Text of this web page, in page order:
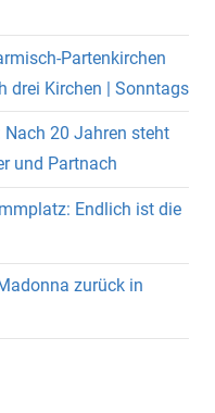
Partenkirchen
drei Kirchen | Sonntags
20 Jahren steht
und Partnach
Endlich ist die
zurück in